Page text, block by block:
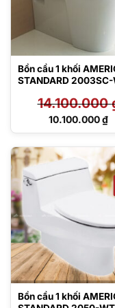
Bồn cầu 1 khối
STANDARD
14.100.000
Giá
10.100.000₫
Giá
Bồn cầu 1 khối